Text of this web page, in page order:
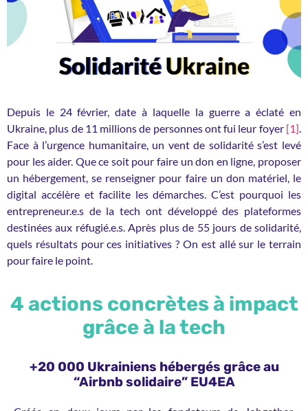
Depuis le 24 février, date à laquelle la guerre a éclaté en
Ukraine, plus de 11 millions de personnes ont fui leur foyer [1]
Face à l’urgence humanitaire, un vent de solidarité s’est levé
pour les aider. Que ce soit pour faire un don en ligne, proposer
un hébergement, se renseigner pour faire un don matériel, le
digital accélère et facilite les démarches. C’est pourquoi les
entrepreneur.e.s de la tech ont développé des plateformes
destinées aux réfugié.e.s. Après plus de 55 jours de solidarité,
quels résultats pour ces initiatives ? On est allé sur le terrain
pour faire le point.
4 actions concrètes à impact
grâce à la tech
+20 000 Ukrainiens hébergés grâce au
“Airbnb solidaire” EU4EA